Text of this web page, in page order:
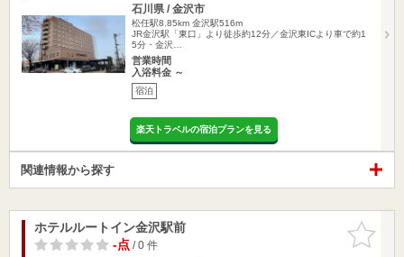
石川県 / 金沢市
松任駅8.85km 金沢駅516m
JR金沢駅「東口」より徒歩約12分／金沢東ICより車で約1
5分・金沢…
営業時間
入浴料金 ～
宿泊
楽天トラベルの宿泊プランを見る
関連情報から探す
お気に入
りに追加
ホテルルートイン金沢駅前
-点/ 0 件